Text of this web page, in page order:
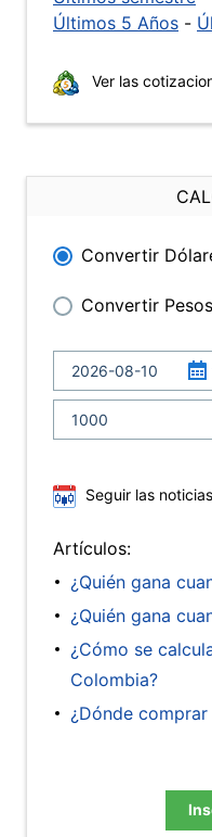
Últimos 5 Años -
Ver las
Convertir
Convertir
Seguir las
Artículos:
¿Quién gana
¿Quién gana
¿Cómo se
Colombia?
¿Dónde